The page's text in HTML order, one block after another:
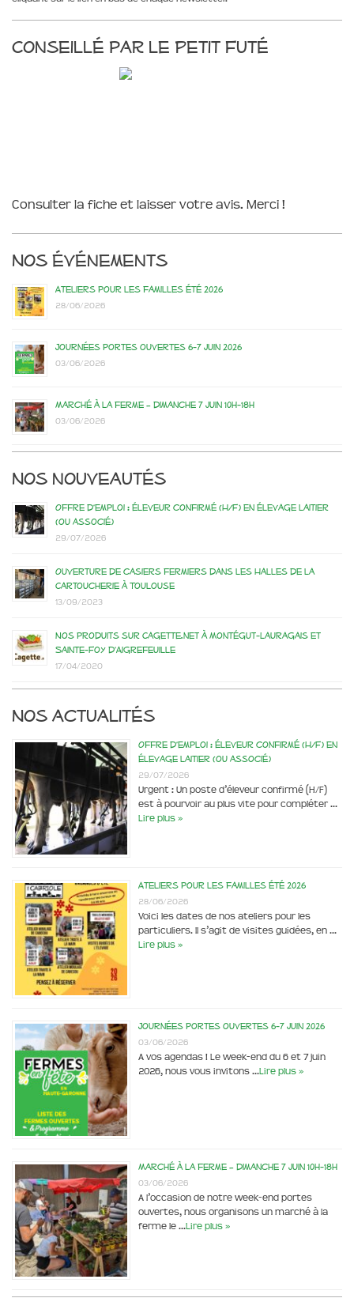
Conseillé par le Petit Futé
Consulter la fiche et laisser votre avis. Merci !
Nos événements
Ateliers pour les familles été 2026
28/06/2026
Journées portes ouvertes 6-7 juin 2026
03/06/2026
Marché à la ferme – dimanche 7 juin 10h-18h
03/06/2026
Nos nouveautés
Offre d’emploi : éleveur confirmé (H/F) en élevage laitier
(ou associé)
29/07/2026
Ouverture de casiers fermiers dans les Halles de la
Cartoucherie à Toulouse
13/09/2023
Nos produits sur Cagette.net à Montégut-Lauragais et
Sainte-Foy d’Aigrefeuille
17/04/2020
Nos actualités
Offre d’emploi : éleveur confirmé (H/F) en
élevage laitier (ou associé)
29/07/2026
Urgent : Un poste d’éleveur confirmé (H/F)
est à pourvoir au plus vite pour compléter …
Lire plus »
Ateliers pour les familles été 2026
28/06/2026
Voici les dates de nos ateliers pour les
particuliers. Il s’agit de visites guidées, en …
Lire plus »
Journées portes ouvertes 6-7 juin 2026
03/06/2026
A vos agendas ! Le week-end du 6 et 7 juin
2026, nous vous invitons …Lire plus »
Marché à la ferme – dimanche 7 juin 10h-18h
03/06/2026
A l’occasion de notre week-end portes
ouvertes, nous organisons un marché à la
ferme le …Lire plus »